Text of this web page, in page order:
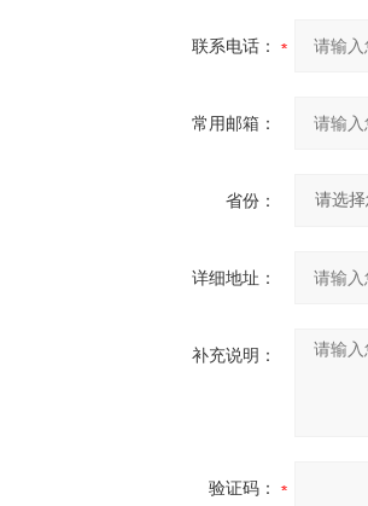
联系电话：
常用邮箱：
省份：
详细地址：
补充说明：
验证码：